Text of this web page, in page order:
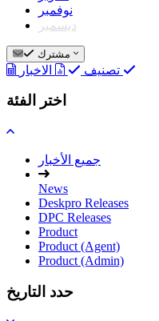
نوفمبر
ديسمبر
تصنيف
اختر الفئة
جميع الأخبار
News
Deskpro Releases
DPC Releases
Product
Product (Agent)
Product (Admin)
حدد التاريخ